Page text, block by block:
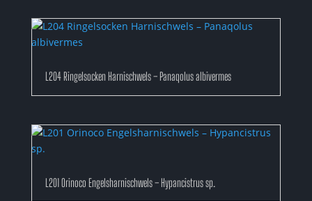
L204 Ringelsocken Harnischwels – Panaqolus albivermes
L201 Orinoco Engelsharnischwels – Hypancistrus sp.